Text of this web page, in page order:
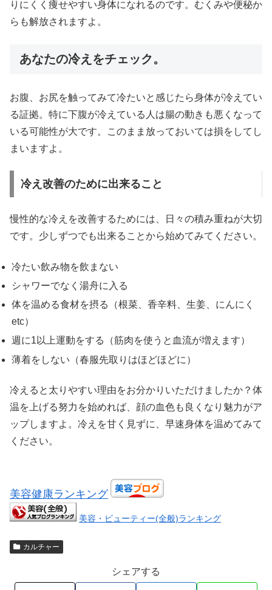
りにくく痩せやすい身体になれるのです。むくみや便秘か
らも解放されますよ。
あなたの冷えをチェック。
お腹、お尻を触ってみて冷たいと感じたら身体が冷えてい
る証拠。特に下腹が冷えている人は腸の動きも悪くなって
いる可能性が大です。このまま放っておいては損をしてし
まいますよ。
冷え改善のために出来ること
慢性的な冷えを改善するためには、日々の積み重ねが大切
です。少しずつでも出来ることから始めてみてください。
冷たい飲み物を飲まない
シャワーでなく湯舟に入る
体を温める食材を摂る（根菜、香辛料、生姜、にんにく
etc）
週に1以上運動をする（筋肉を使うと血流が増えます）
薄着をしない（春服先取りはほどほどに）
冷えると太りやすい理由をお分かりいただけましたか？体
温を上げる努力を始めれば、顔の血色も良くなり魅力がア
ップしますよ。冷えを甘く見ずに、早速身体を温めてみて
ください。
美容健康ランキング
美容・ビューティー(全般)ランキング
カルチャー
シェアする